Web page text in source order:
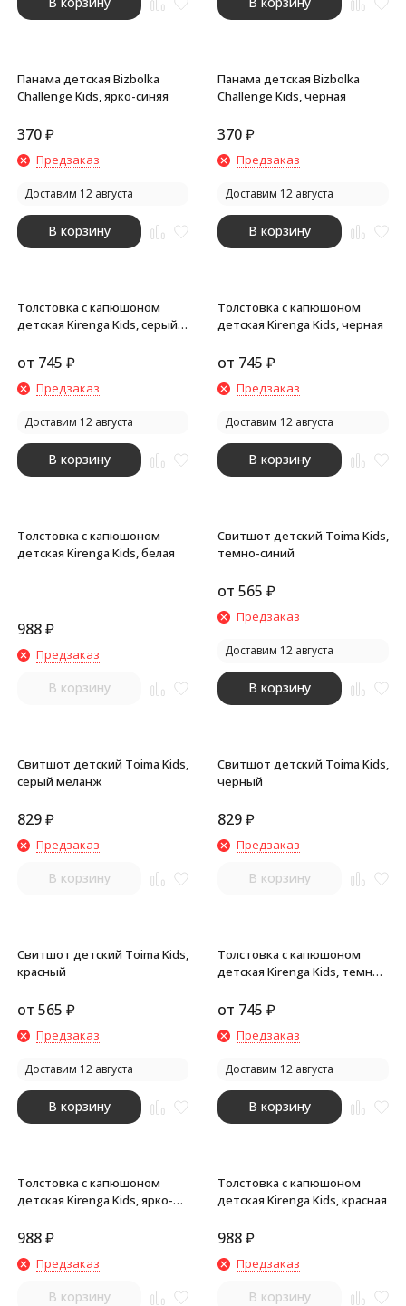
Панама детская Bizbolka
Challenge Kids, ярко-синяя
370₽
Предзаказ
Доставим 12 августа
В корзину
Панама детская Bizbolka
Challenge Kids, черная
370₽
Предзаказ
Доставим 12 августа
В корзину
Толстовка с капюшоном
детская Kirenga Kids, серый
от 745 ₽
Предзаказ
Доставим 12 августа
В корзину
Толстовка с капюшоном
детская Kirenga Kids, черная
от 745 ₽
Предзаказ
Доставим 12 августа
В корзину
Толстовка с капюшоном
детская Kirenga Kids, белая
988₽
Предзаказ
В корзину
Свитшот детский Toima Kids,
темно-синий
от 565 ₽
Предзаказ
Доставим 12 августа
В корзину
Свитшот детский Toima Kids,
серый меланж
829₽
Предзаказ
В корзину
Свитшот детский Toima Kids,
черный
829₽
Предзаказ
В корзину
Свитшот детский Toima Kids,
красный
от 565 ₽
Предзаказ
Доставим 12 августа
В корзину
Толстовка с капюшоном
детская Kirenga Kids, темно-
от 745 ₽
Предзаказ
Доставим 12 августа
В корзину
Толстовка с капюшоном
детская Kirenga Kids, ярко-
988₽
Предзаказ
В корзину
Толстовка с капюшоном
детская Kirenga Kids, красная
988₽
Предзаказ
В корзину